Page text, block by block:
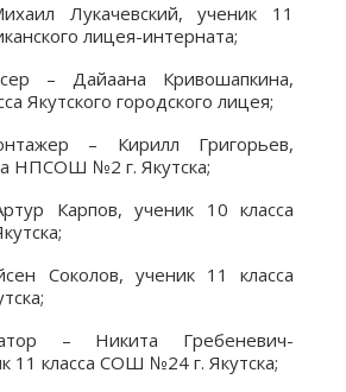
Лукачевский, ученик 11
лицея-интерната;
– Дайаана Кривошапкина,
Якутского городского лицея;
– Кирилл Григорьев,
НПСОШ №2 г. Якутска;
Карпов, ученик 10 класса
Соколов, ученик 11 класса
– Никита Гребеневич-
11 класса СОШ №24 г. Якутска;